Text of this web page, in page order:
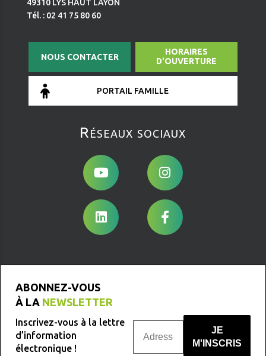
49310 LYS HAUT LAYON
Tél. : 02 41 75 80 60
NOUS CONTACTER
HORAIRES
D'OUVERTURE
PORTAIL FAMILLE
Réseaux sociaux
ABONNEZ-VOUS
À LA NEWSLETTER
Inscrivez-vous à la lettre
d’information
électronique !